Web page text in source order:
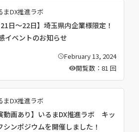
まDX推進ラボ
21日〜22日】埼玉県内企業様限定！
イベントのお知らせ
公
日
February 13, 2024
閲覧数：81 回
まDX推進ラボ
動画あり】いるまDX推進ラボ キッ
シンポジウムを開催しました！